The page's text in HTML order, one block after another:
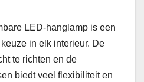
LED-hanglamp is een
in elk interieur. De
te richten en de
biedt veel flexibiliteit en